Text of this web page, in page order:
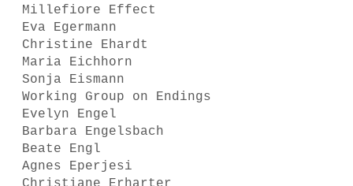
Millefiore Effect
Eva Egermann
Christine Ehardt
Maria Eichhorn
Sonja Eismann
Working Group on Endings
Evelyn Engel
Barbara Engelsbach
Beate Engl
Agnes Eperjesi